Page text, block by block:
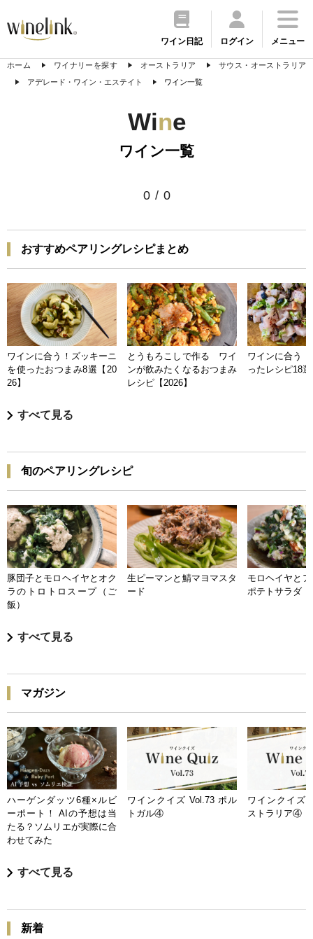
ワイン日記 ログイン メニュー
ホーム ワイナリーを探す オーストラリア
サウス・オーストラリア
アデレード・ワイン・エステイト
ワイン一覧
Wine
ワイン一覧
0 / 0
おすすめペアリングレシピまとめ
ワインに合う！ズッキーニ
を使ったおつまみ8選【20
26】
とうもろこしで作る ワイ
ンが飲みたくなるおつまみ
レシピ【2026】
ワインに合う
ったレシピ18
すべて見る
旬のペアリングレシピ
豚団子とモロヘイヤとオク
ラのトロトロスープ（ご
飯）
生ピーマンと鯖マヨマスタ
ード
モロヘイヤと
ポテトサラダ
すべて見る
マガジン
ハーゲンダッツ6種×ルビ
ーポート！ AIの予想は当
たる？ソムリエが実際に合
わせてみた
ワインクイズ Vol.73 ポル
トガル④
ワインクイズ
ストラリア④
すべて見る
新着